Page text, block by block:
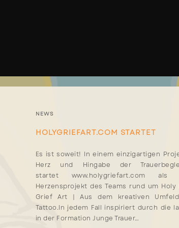
NEWS
HOLYGRIEFART.COM STARTET
Es ist soweit! In einem einzigartigen
Herz und Hingabe der
startet www.holygriefart.com als
Herzensprojekt des Teams rund um Holy
Grief Art | Aus dem kreativen
Tattoo.In jedem Fall inspiriert durch die
in der Formation Junge Trauer…